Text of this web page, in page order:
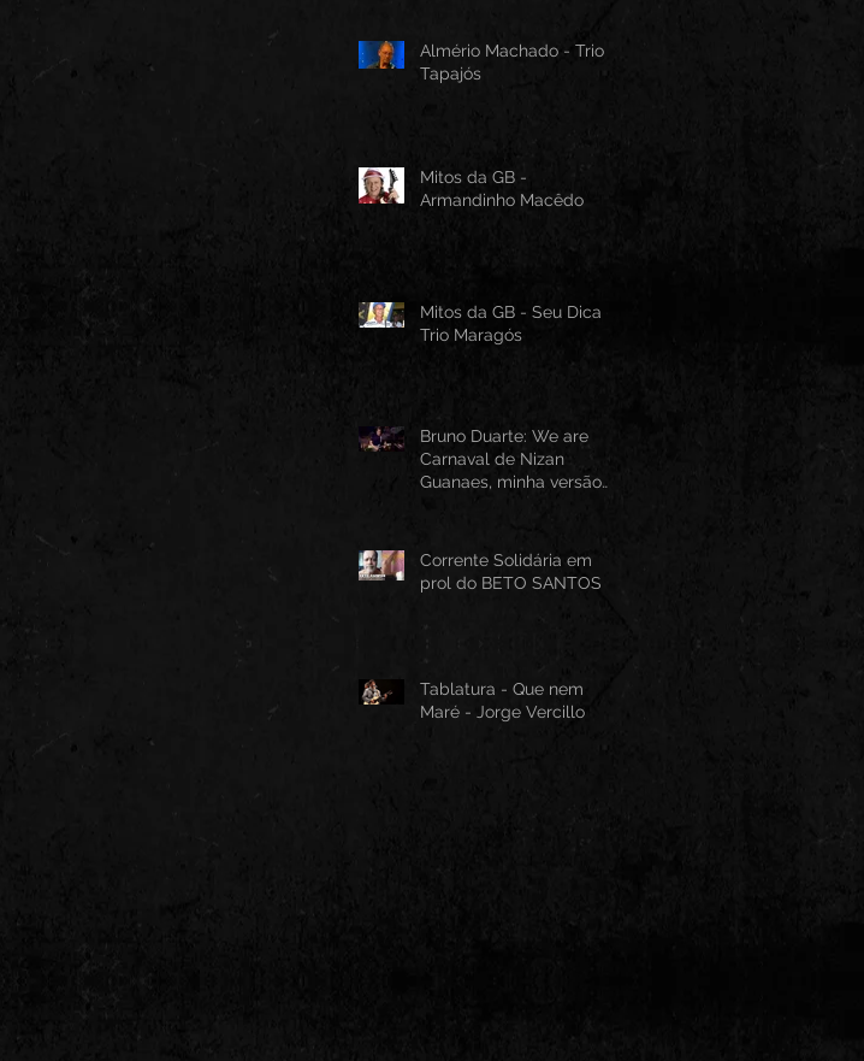
Almério Machado - Trio
Tapajós
Mitos da GB -
Armandinho Macêdo
Mitos da GB - Seu Dica -
Trio Maragós
Bruno Duarte: We are
Carnaval de Nizan
Guanaes, minha versão
Corrente Solidária em
prol do BETO SANTOS
Tablatura - Que nem
Maré - Jorge Vercillo